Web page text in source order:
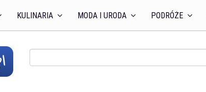
KULINARIA MODA I URODA PODRÓŻE